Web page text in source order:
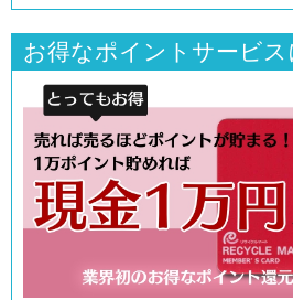
お得なポイントサービス